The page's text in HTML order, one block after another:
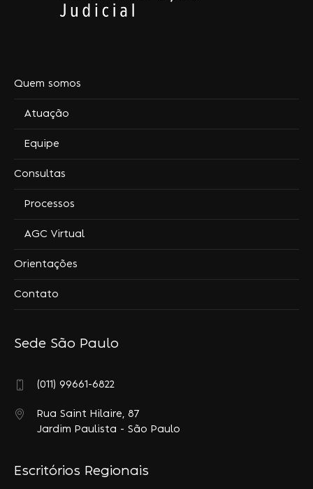
Quem somos
Atuação
Equipe
Consultas
Processos
AGC Virtual
Orientações
Contato
Sede São Paulo
(011) 99661-6822
Rua Saint Hilaire, 87
Jardim Paulista - São Paulo
Escritórios Regionais